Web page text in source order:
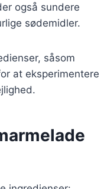
også sundere
sødemidler.
såsom
at eksperimentere